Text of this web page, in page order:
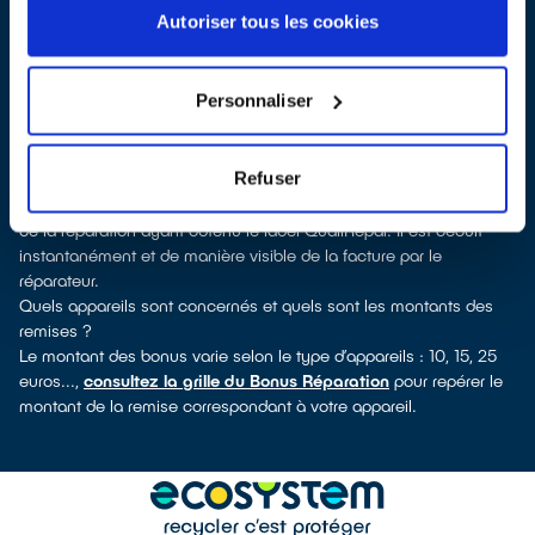
Autoriser tous les cookies
Personnaliser
Refuser
détaillée du réparateur, vous découvrirez pour quels types
d’appareils ce professionnel a obtenu le label. Réfrigérateur,
électriques : à chaque famille d’appareils son réparateur
spécialisé et labellisé QualiRépar.
Comment bénéficier du Bonus Réparation à Chamonix-Mont-
Le Bonus Réparation est en vigueur chez tous les professionnels
de la réparation ayant obtenu le label QualiRépar. Il est déduit
instantanément et de manière visible de la facture par le
réparateur.
Quels appareils sont concernés et quels sont les montants des
remises ?
Le montant des bonus varie selon le type d’appareils : 10, 15, 25
euros..., consultez la grille du Bonus Réparation pour repérer le
montant de la remise correspondant à votre appareil.